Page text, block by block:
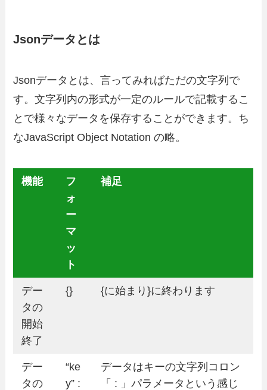
Jsonデータとは
Jsonデータとは、言ってみればただの文字列で
す。文字列内の形式が一定のルールで記載するこ
とで様々なデータを保存することができます。ち
なJavaScript Object Notation の略。
機能
フ
ォ
ー
マ
ッ
ト
補足
デー
タの
開始
終了
{} {に始まり}に終わります
デー
タの
“ke
y” :
データはキーの文字列コロン
「 : 」パラメータという感じ